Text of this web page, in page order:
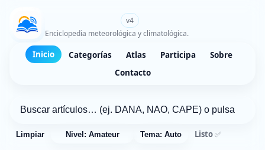
v4
Enciclopedia meteorológica y climatológica.
Inicio Categorías Atlas Participa
Sobre
Contacto
Limpiar Nivel: Amateur Tema: Auto Listo ✅